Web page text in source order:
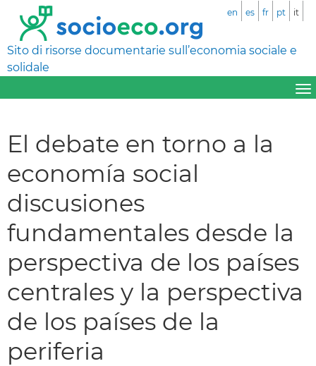
Sito di risorse documentarie sull’economia sociale e
solidale
en es fr pt it
El debate en torno a la
economía social
discusiones
fundamentales desde la
perspectiva de los países
centrales y la perspectiva
de los países de la
periferia